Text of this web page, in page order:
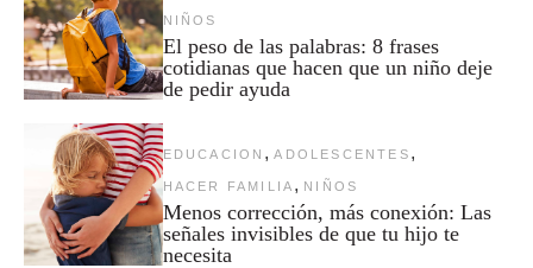
NIÑOS
El peso de las palabras: 8 frases
cotidianas que hacen que un niño deje
de pedir ayuda
EDUCACION , ADOLESCENTES ,
HACER FAMILIA , NIÑOS
Menos corrección, más conexión: Las
señales invisibles de que tu hijo te
necesita